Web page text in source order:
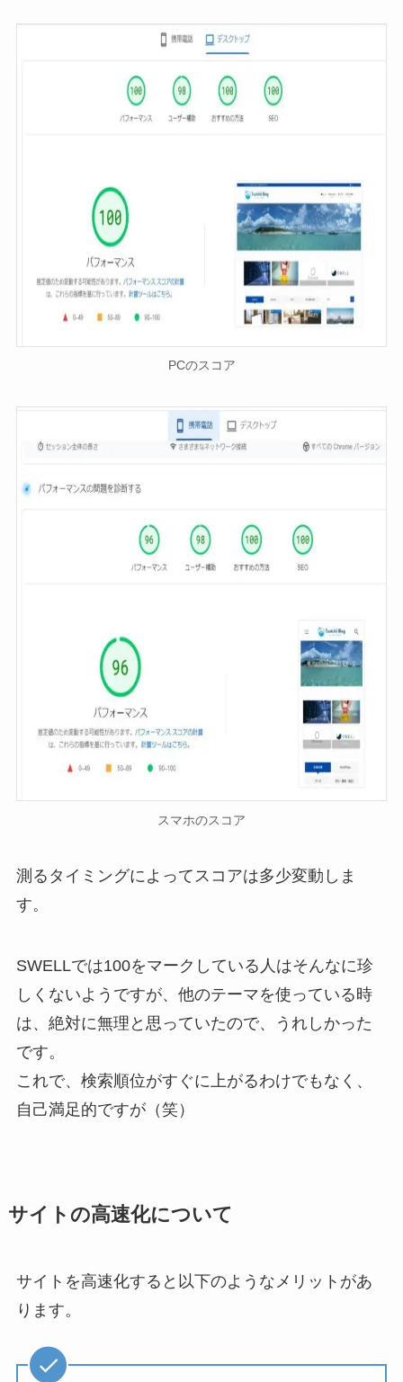
PCのスコア
スマホのスコア
測るタイミングによってスコアは多少変動しま
す。
SWELLでは100をマークしている人はそんなに珍
しくないようですが、他のテーマを使っている時
は、絶対に無理と思っていたので、うれしかった
です。
これで、検索順位がすぐに上がるわけでもなく、
自己満足的ですが（笑）
サイトの高速化について
サイトを高速化すると以下のようなメリットがあ
ります。